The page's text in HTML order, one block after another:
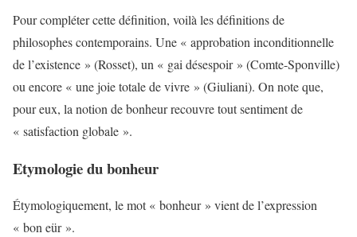
Pour compléter cette définition, voilà les définitions de
philosophes contemporains. Une « approbation inconditionnelle
de l’existence » (Rosset), un « gai désespoir » (Comte-Sponville)
ou encore « une joie totale de vivre » (Giuliani). On note que,
pour eux, la notion de bonheur recouvre tout sentiment de
« satisfaction globale ».
Etymologie du bonheur
Étymologiquement, le mot « bonheur » vient de l’expression
« bon eür ».